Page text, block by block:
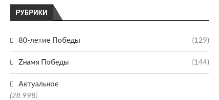
РУБРИКИ
80-летие Победы (129)
Zнамя Победы (144)
Актуальное
(28 998)